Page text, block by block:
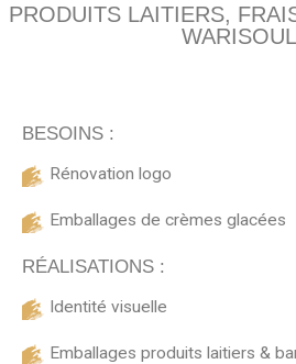
PRODUITS LAITIERS,
BESOINS :
Rénovation logo
Emballages de crèmes glacées
RÉALISATIONS :
Identité visuelle
Emballages produits laitiers &